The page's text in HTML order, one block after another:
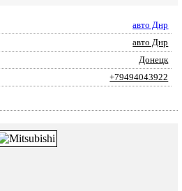
авто Днр
авто Днр
Донецк
+79494043922